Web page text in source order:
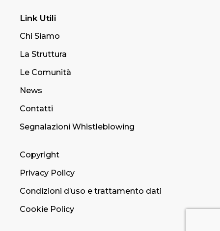
Link Utili
Chi Siamo
La Struttura
Le Comunità
News
Contatti
Segnalazioni Whistleblowing
Copyright
Privacy Policy
Condizioni d’uso e trattamento dati
Cookie Policy